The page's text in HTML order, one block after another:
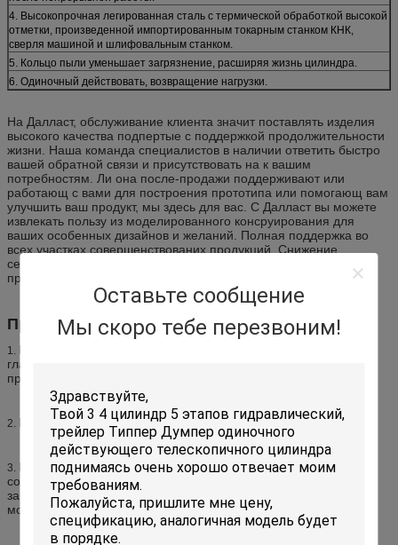
Оставьте сообщение
Мы скоро тебе перезвоним!
4. Высокопрочная легированная сталь с термической обработкой высокой
отметки, произведенной импортированным токарным станком КНК,
сверля машиной и шлифовальным станком.
5. Кольцо пыли уменьшает загрязнение, расширяя жизнь цилиндра.
6. Одиночный действовать, возвращение нагрузки.
На Далласт, обслуживание клиента значит поставлять изделия
высокого качества подпертые с поддержкой продолжительности
жизни. Наша команда специалистов в наличии ответить быстро
вашей обратной связи и присутствовать на к вашим
потребностям. Ли она после-продажи поддерживают или
работающ с вами для построения прототипа или помогающ вам
улучшить ваш продукт, мы здесь для вас. С Далласт вы можете
извлекать пользу из моделированного консруирования для
ваших особенных дизайнов и желаний. Полная поддержка во
всех участках совершенствованих продукций. Снижение
себестоимости. Экспертный технический совет. Внедрение
продукта в минимальной сумме времени.
Преимущество
1. Импортированная высококачественная стальная труба,
главный материал, высокопрочный, обеспечивает надежность
продукта.
2. Внутренняя стена трубки цилиндра тонка, облегченный.
3. Новый Н тип путь запечатывания высокого давления
совмещенный с низким давлением обеспечивает надежность
запечатывания под различными условиями давления, которые
могут приспособиться к требованиям различных регионов.